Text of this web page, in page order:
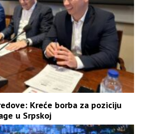
Kreće borba za poziciju
u Srpskoj